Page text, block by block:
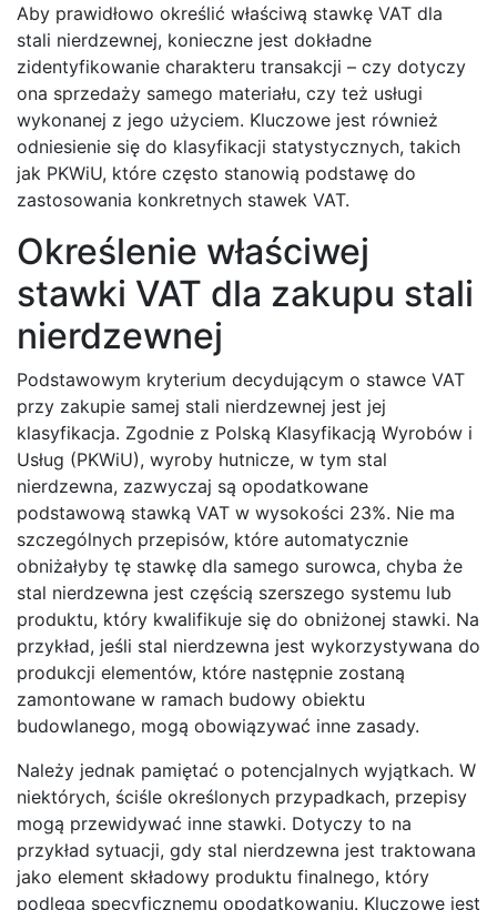
Aby prawidłowo określić właściwą stawkę VAT dla
stali nierdzewnej, konieczne jest dokładne
zidentyfikowanie charakteru transakcji – czy dotyczy
ona sprzedaży samego materiału, czy też usługi
wykonanej z jego użyciem. Kluczowe jest również
odniesienie się do klasyfikacji statystycznych, takich
jak PKWiU, które często stanowią podstawę do
zastosowania konkretnych stawek VAT.
Określenie właściwej
stawki VAT dla zakupu stali
nierdzewnej
Podstawowym kryterium decydującym o stawce VAT
przy zakupie samej stali nierdzewnej jest jej
klasyfikacja. Zgodnie z Polską Klasyfikacją Wyrobów i
Usług (PKWiU), wyroby hutnicze, w tym stal
nierdzewna, zazwyczaj są opodatkowane
podstawową stawką VAT w wysokości 23%. Nie ma
szczególnych przepisów, które automatycznie
obniżałyby tę stawkę dla samego surowca, chyba że
stal nierdzewna jest częścią szerszego systemu lub
produktu, który kwalifikuje się do obniżonej stawki. Na
przykład, jeśli stal nierdzewna jest wykorzystywana do
produkcji elementów, które następnie zostaną
zamontowane w ramach budowy obiektu
budowlanego, mogą obowiązywać inne zasady.
Należy jednak pamiętać o potencjalnych wyjątkach. W
niektórych, ściśle określonych przypadkach, przepisy
mogą przewidywać inne stawki. Dotyczy to na
przykład sytuacji, gdy stal nierdzewna jest traktowana
jako element składowy produktu finalnego, który
podlega specyficznemu opodatkowaniu. Kluczowe jest